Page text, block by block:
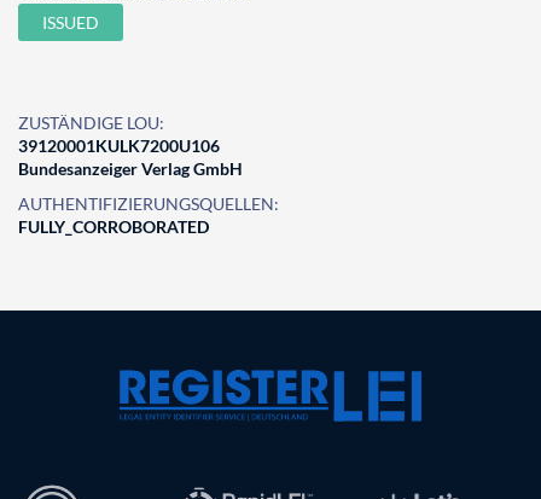
ISSUED
ZUSTÄNDIGE LOU:
39120001KULK7200U106
Bundesanzeiger Verlag GmbH
AUTHENTIFIZIERUNGSQUELLEN:
FULLY_CORROBORATED